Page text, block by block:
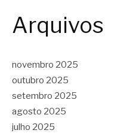
Arquivos
novembro 2025
outubro 2025
setembro 2025
agosto 2025
julho 2025